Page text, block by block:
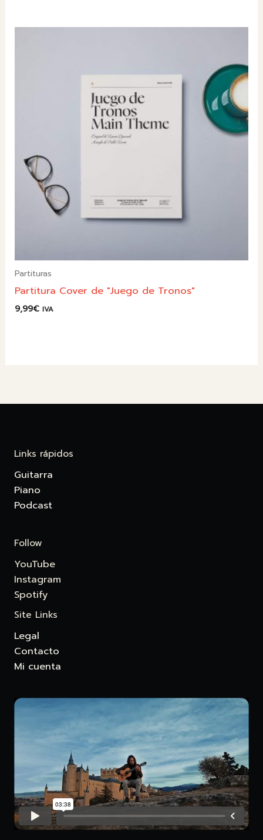
Partituras
Partitura Cover de "Juego de Tronos"
9,99€ IVA
Links rápidos
Guitarra
Piano
Podcast
Follow
YouTube
Instagram
Spotify
Site Links
Legal
Contacto
Mi cuenta